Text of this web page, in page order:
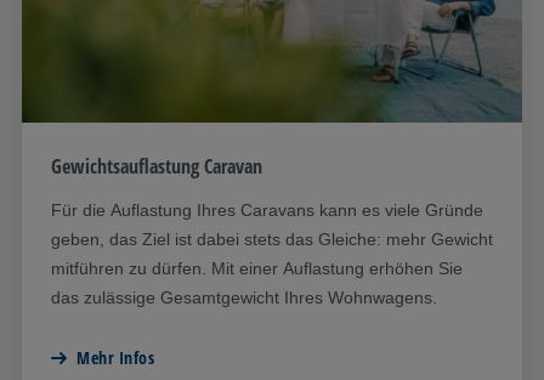
Gewichtsauflastung Caravan
Für die Auflastung Ihres Caravans kann es viele Gründe
geben, das Ziel ist dabei stets das Gleiche: mehr Gewicht
mitführen zu dürfen. Mit einer Auflastung erhöhen Sie
das zulässige Gesamtgewicht Ihres Wohnwagens.
Mehr Infos